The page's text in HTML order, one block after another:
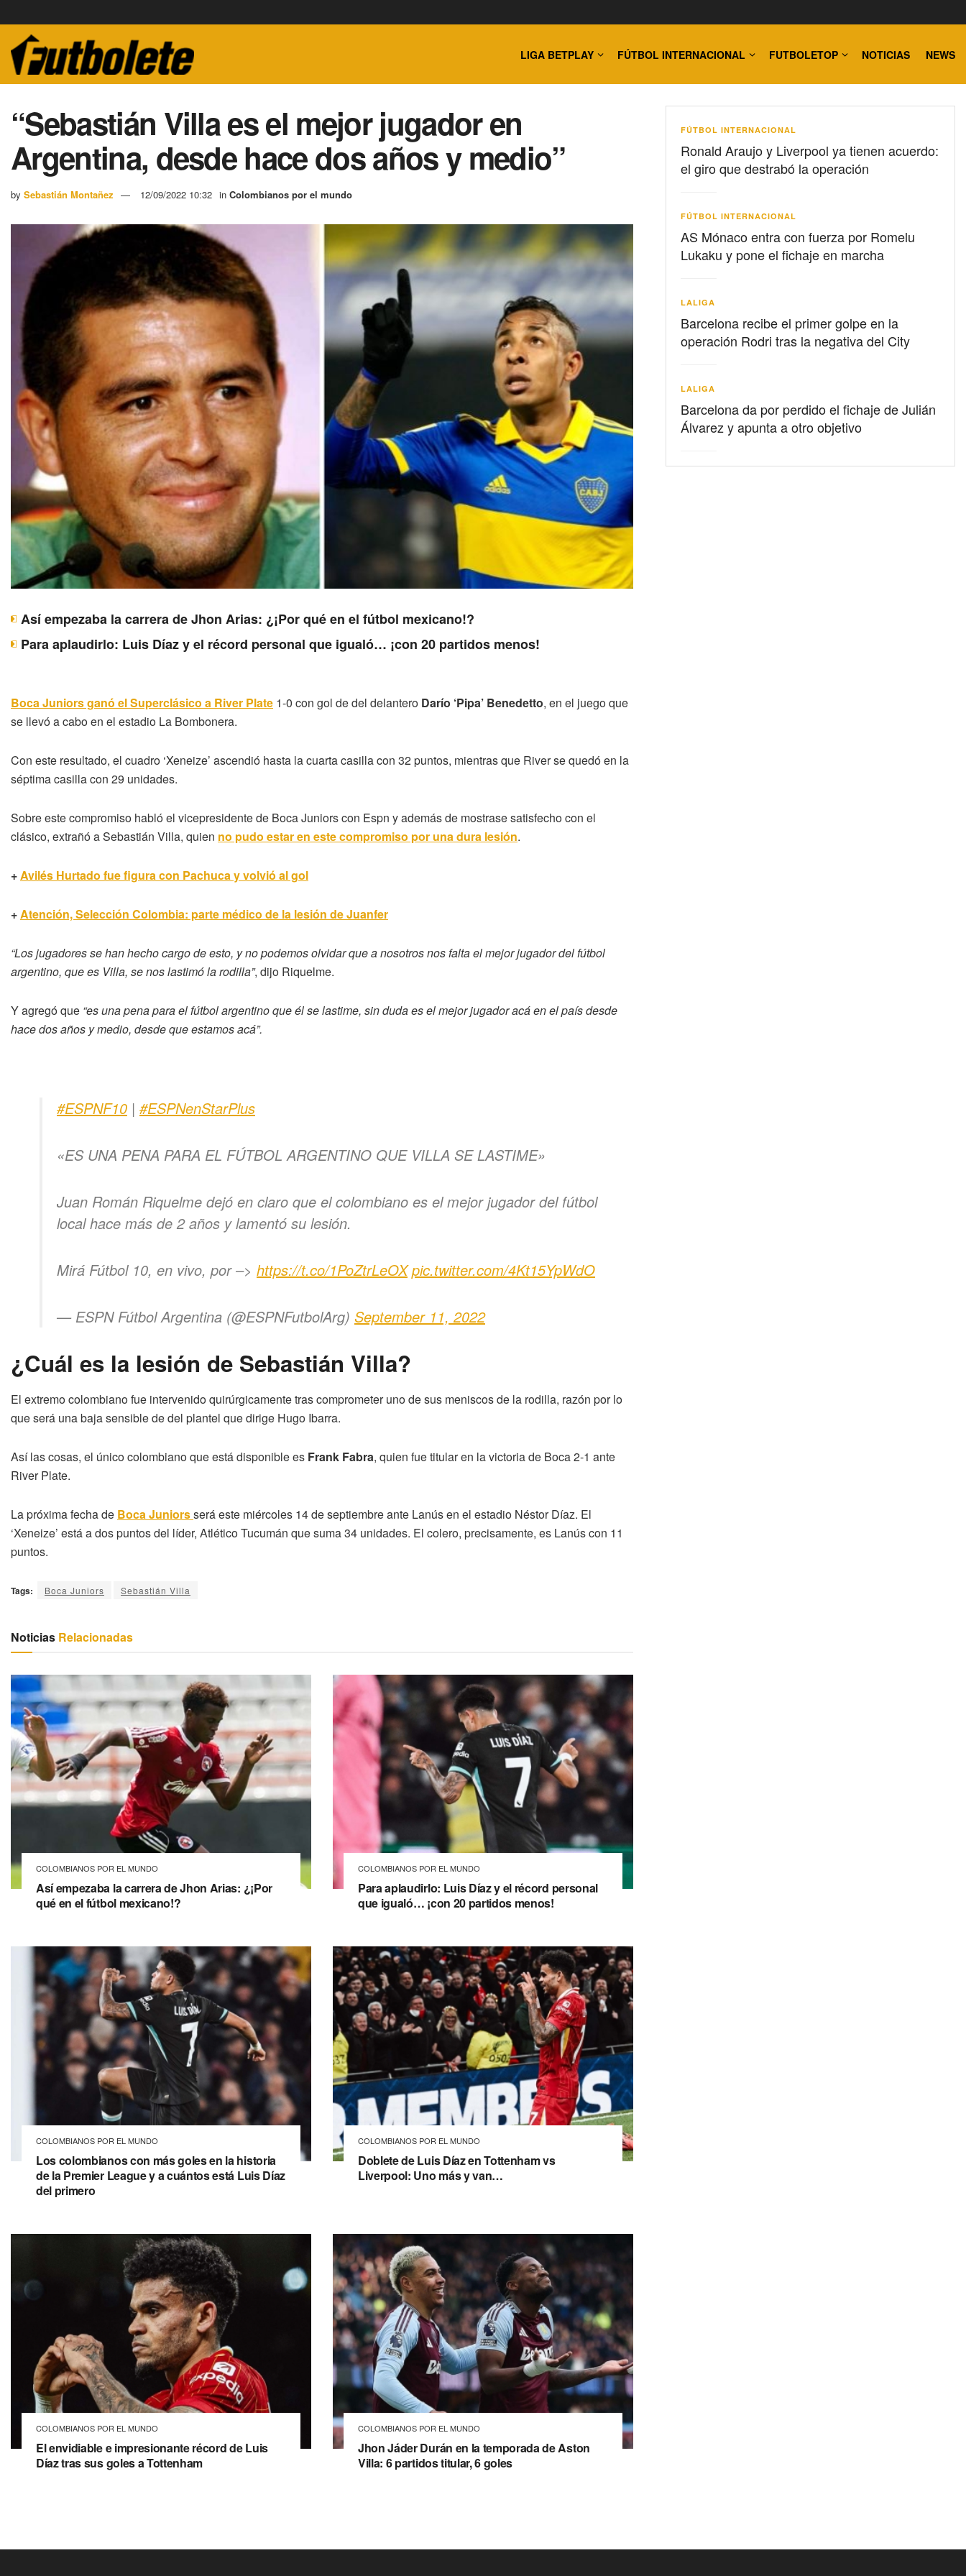
LIGA BETPLAY FÚTBOL INTERNACIONAL FUTBOLETOP NOTICIAS NEWS
“Sebastián Villa es el mejor jugador en
Argentina, desde hace dos años y medio”
by Sebastián Montañez 12/09/2022 10:32 in Colombianos por el mundo
Así empezaba la carrera de Jhon Arias: ¿¡Por qué en el fútbol mexicano!?
Para aplaudirlo: Luis Díaz y el récord personal que igualó… ¡con 20 partidos menos!
Boca Juniors ganó el Superclásico a River Plate 1-0 con gol de del delantero Darío ‘Pipa’ Benedetto, en el juego que
se llevó a cabo en el estadio La Bombonera.
Con este resultado, el cuadro ‘Xeneize’ ascendió hasta la cuarta casilla con 32 puntos, mientras que River se quedó en la
séptima casilla con 29 unidades.
Sobre este compromiso habló el vicepresidente de Boca Juniors con Espn y además de mostrase satisfecho con el
clásico, extrañó a Sebastián Villa, quien no pudo estar en este compromiso por una dura lesión.
+Avilés Hurtado fue figura con Pachuca y volvió al gol
+Atención, Selección Colombia: parte médico de la lesión de Juanfer
“Los jugadores se han hecho cargo de esto, y no podemos olvidar que a nosotros nos falta el mejor jugador del fútbol
argentino, que es Villa, se nos lastimó la rodilla”, dijo Riquelme.
Y agregó que “es una pena para el fútbol argentino que él se lastime, sin duda es el mejor jugador acá en el país desde
hace dos años y medio, desde que estamos acá”.
#ESPNF10 | #ESPNenStarPlus
«ES UNA PENA PARA EL FÚTBOL ARGENTINO QUE VILLA SE LASTIME»
Juan Román Riquelme dejó en claro que el colombiano es el mejor jugador del fútbol
local hace más de 2 años y lamentó su lesión.
Mirá Fútbol 10, en vivo, por –> https://t.co/1PoZtrLeOX pic.twitter.com/4Kt15YpWdO
— ESPN Fútbol Argentina (@ESPNFutbolArg) September 11, 2022
¿Cuál es la lesión de Sebastián Villa?
El extremo colombiano fue intervenido quirúrgicamente tras comprometer uno de sus meniscos de la rodilla, razón por lo
que será una baja sensible de del plantel que dirige Hugo Ibarra.
Así las cosas, el único colombiano que está disponible es Frank Fabra, quien fue titular en la victoria de Boca 2-1 ante
River Plate.
La próxima fecha de Boca Juniorsserá este miércoles 14 de septiembre ante Lanús en el estadio Néstor Díaz. El
‘Xeneize’ está a dos puntos del líder, Atlético Tucumán que suma 34 unidades. El colero, precisamente, es Lanús con 11
puntos.
Tags: Boca Juniors Sebastián Villa
Noticias Relacionadas
COLOMBIANOS POR EL MUNDO
Así empezaba la carrera de Jhon Arias: ¿¡Por
qué en el fútbol mexicano!?
COLOMBIANOS POR EL MUNDO
Para aplaudirlo: Luis Díaz y el récord personal
que igualó… ¡con 20 partidos menos!
COLOMBIANOS POR EL MUNDO
Los colombianos con más goles en la historia
de la Premier League y a cuántos está Luis Díaz
del primero
COLOMBIANOS POR EL MUNDO
Doblete de Luis Díaz en Tottenham vs
Liverpool: Uno más y van…
COLOMBIANOS POR EL MUNDO
El envidiable e impresionante récord de Luis
Díaz tras sus goles a Tottenham
COLOMBIANOS POR EL MUNDO
Jhon Jáder Durán en la temporada de Aston
Villa: 6 partidos titular, 6 goles
FÚTBOL INTERNACIONAL
Ronald Araujo y Liverpool ya tienen acuerdo:
el giro que destrabó la operación
FÚTBOL INTERNACIONAL
AS Mónaco entra con fuerza por Romelu
Lukaku y pone el fichaje en marcha
LALIGA
Barcelona recibe el primer golpe en la
operación Rodri tras la negativa del City
LALIGA
Barcelona da por perdido el fichaje de Julián
Álvarez y apunta a otro objetivo